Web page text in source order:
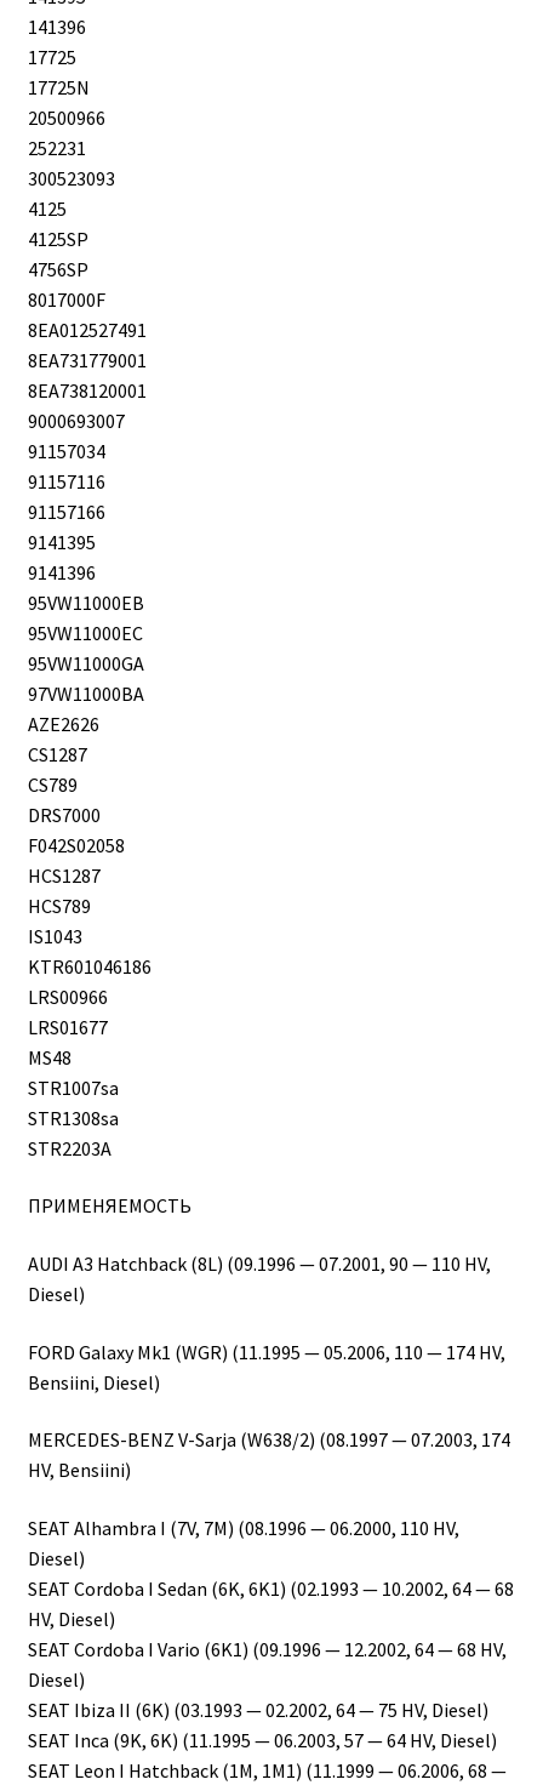
141396
17725
17725N
20500966
252231
300523093
4125
4125SP
4756SP
8017000F
8EA012527491
8EA731779001
8EA738120001
9000693007
91157034
91157116
91157166
9141395
9141396
95VW11000EB
95VW11000EC
95VW11000GA
97VW11000BA
AZE2626
CS1287
CS789
DRS7000
F042S02058
HCS1287
HCS789
IS1043
KTR601046186
LRS00966
LRS01677
MS48
STR1007sa
STR1308sa
STR2203A
ПРИМЕНЯЕМОСТЬ
AUDI A3 Hatchback (8L) (09.1996 — 07.2001, 90 — 110 HV,
Diesel)
FORD Galaxy Mk1 (WGR) (11.1995 — 05.2006, 110 — 174 HV,
Bensiini, Diesel)
MERCEDES-BENZ V-Sarja (W638/2) (08.1997 — 07.2003, 174
HV, Bensiini)
SEAT Alhambra I (7V, 7M) (08.1996 — 06.2000, 110 HV,
Diesel)
SEAT Cordoba I Sedan (6K, 6K1) (02.1993 — 10.2002, 64 — 68
HV, Diesel)
SEAT Cordoba I Vario (6K1) (09.1996 — 12.2002, 64 — 68 HV,
Diesel)
SEAT Ibiza II (6K) (03.1993 — 02.2002, 64 — 75 HV, Diesel)
SEAT Inca (9K, 6K) (11.1995 — 06.2003, 57 — 64 HV, Diesel)
SEAT Leon I Hatchback (1M, 1M1) (11.1999 — 06.2006, 68 —